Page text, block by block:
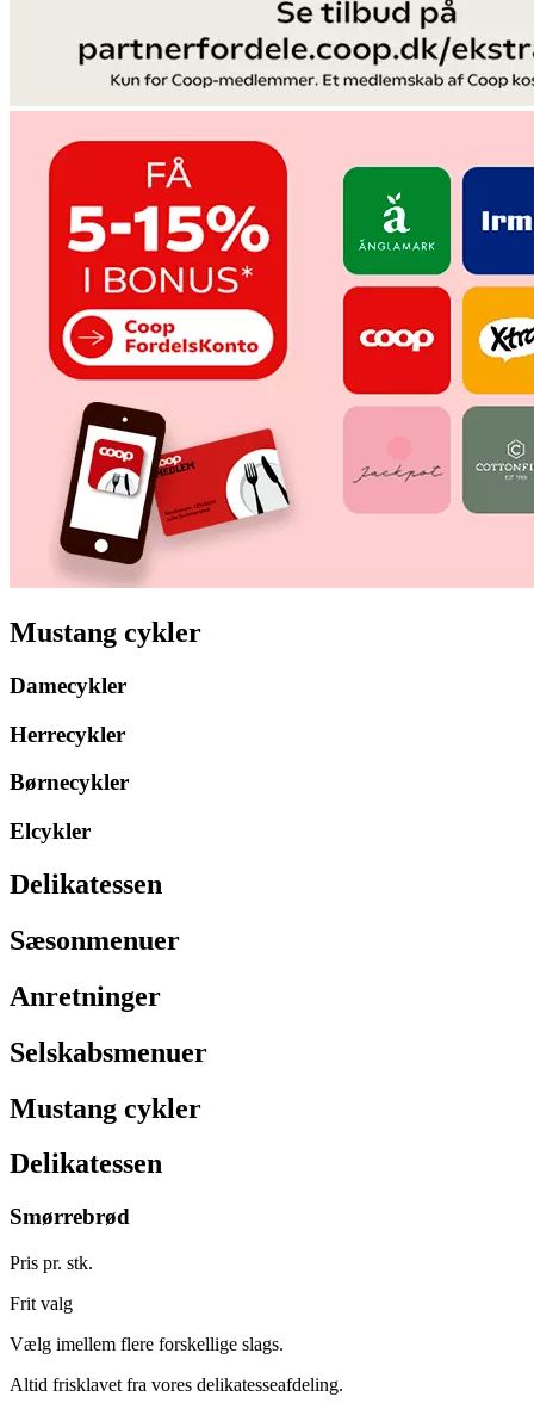
Mustang cykler
Damecykler
Herrecykler
Børnecykler
Elcykler
Delikatessen
Sæsonmenuer
Anretninger
Selskabsmenuer
Mustang cykler
Delikatessen
Smørrebrød
Pris pr. stk.
Frit valg
Vælg imellem flere forskellige slags.
Altid frisklavet fra vores delikatesseafdeling.